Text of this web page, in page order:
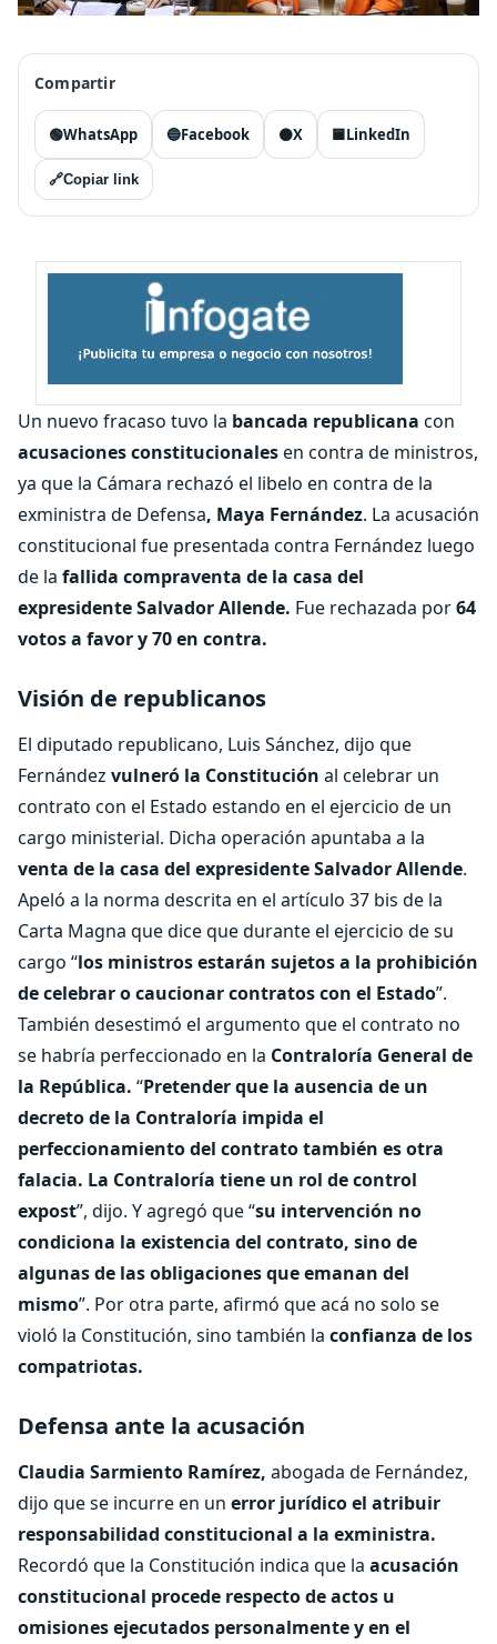
Compartir
🟢WhatsApp 🔵Facebook ⚫X 🟦LinkedIn
🔗Copiar link
Un nuevo fracaso tuvo la bancada republicana con
acusaciones constitucionalesen contra de ministros,
ya que la Cámara rechazó el libelo en contra de la
exministra de Defensa, Maya Fernández. La acusación
constitucional fue presentada contra Fernández luego
de la fallida compraventa de la casa del
expresidente Salvador Allende. Fue rechazada por64
votos a favor y 70 en contra.
Visión de republicanos
El diputado republicano, Luis Sánchez, dijo que
Fernández vulneró la Constitución al celebrar un
contrato con el Estado estando en el ejercicio de un
cargo ministerial. Dicha operación apuntaba a la
venta de la casa del expresidente Salvador Allende.
Apeló a la norma descrita en el artículo 37 bis de la
Carta Magna que dice que durante el ejercicio de su
cargo “los ministros estarán sujetos a la prohibición
de celebrar o caucionar contratos con el Estado”.
También desestimó el argumento que el contrato no
se habría perfeccionado en la Contraloría General de
la República. “Pretender que la ausencia de un
decreto de la Contraloría impida el
perfeccionamiento del contrato también es otra
falacia. La Contraloría tiene un rol de control
expost”, dijo. Y agregó que “su intervención no
condiciona la existencia del contrato, sino de
algunas de las obligaciones que emanan del
mismo”. Por otra parte, afirmó que acá no solo se
violó la Constitución, sino también la confianza de los
compatriotas.
Defensa ante la acusación
Claudia Sarmiento Ramírez, abogada de Fernández,
dijo que se incurre en un error jurídico el atribuir
responsabilidad constitucional a la exministra.
Recordó que la Constitución indica que la acusación
constitucional procede respecto de actos u
omisiones ejecutados personalmente y en el